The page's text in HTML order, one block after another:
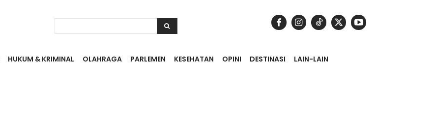
HUKUM & KRIMINAL OLAHRAGA PARLEMEN KESEHATAN OPINI DESTINASI LAIN-LAIN